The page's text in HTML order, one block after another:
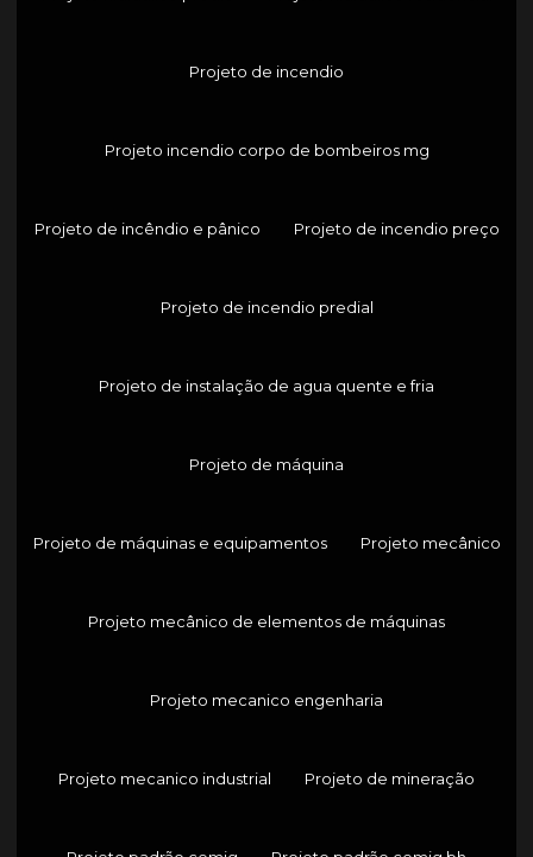
Projeto de incendio
Projeto incendio corpo de bombeiros mg
Projeto de incêndio e pânico Projeto de incendio preço
Projeto de incendio predial
Projeto de instalação de agua quente e fria
Projeto de máquina
Projeto de máquinas e equipamentos Projeto mecânico
Projeto mecânico de elementos de máquinas
Projeto mecanico engenharia
Projeto mecanico industrial Projeto de mineração